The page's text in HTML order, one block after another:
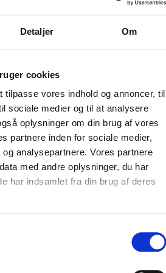
Detaljer Om
cookies
tilpasse vores indhold og annoncer, til
sociale medier og til at analysere
oplysninger om din brug af vores
partnere inden for sociale medier,
analysepartnere. Vores partnere
med andre oplysninger, du har
har indsamlet fra din brug af deres
kan komme rundt i
Der er ikke
ikke et
toilet.
er velkomne i
synlig angivelse af, at
servicehund.
retningslinjer fra